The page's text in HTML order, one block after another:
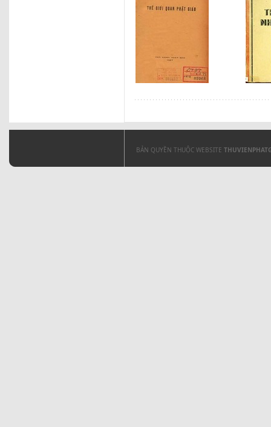
BẢN QUYỀN THUỘC WEBSITE